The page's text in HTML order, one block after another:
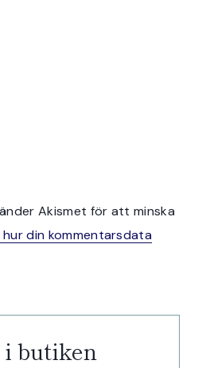
Akismet för att minska
hur din kommentarsdata
butiken